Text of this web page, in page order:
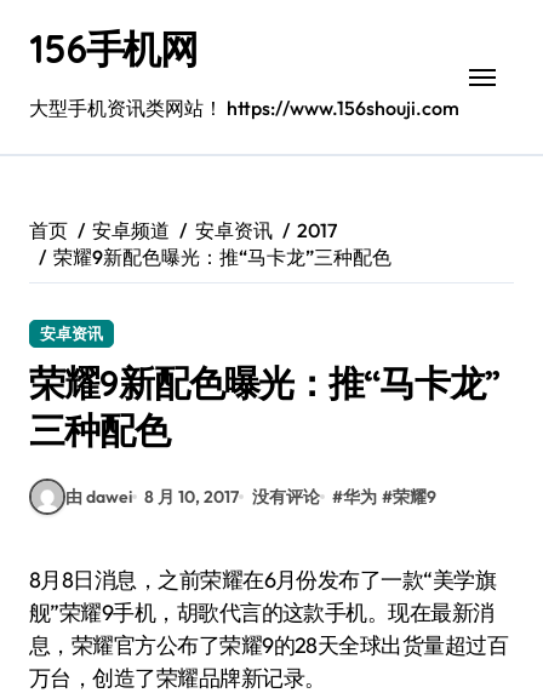
156手机网
大型手机资讯类网站！ https://www.156shouji.com
首页 安卓频道 安卓资讯
2017
荣耀9新配色曝光：推“马卡龙”三种配色
安卓资讯
荣耀9新配色曝光：推“马卡龙”
三种配色
由 dawei 8 月 10, 2017 没有评论 #华为 #荣耀9
8月8日消息，之前荣耀在6月份发布了一款“美学旗
舰”荣耀9手机，胡歌代言的这款手机。现在最新消
息，荣耀官方公布了荣耀9的28天全球出货量超过百
万台，创造了荣耀品牌新记录。